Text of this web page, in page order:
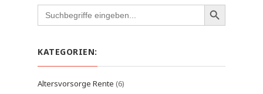
Search
for:
KATEGORIEN:
Altersvorsorge Rente (6)